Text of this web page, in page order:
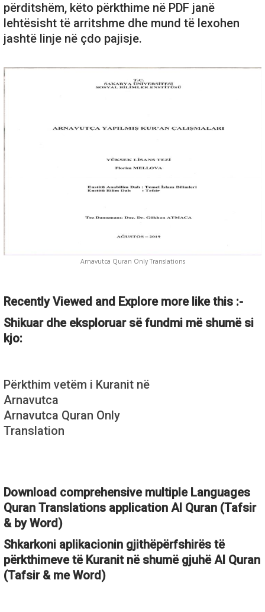
përditshëm, këto përkthime në PDF janë
lehtësisht të arritshme dhe mund të lexohen
jashtë linje në çdo pajisje.
Arnavutca Quran Only Translations
Recently Viewed and Explore more like this :-
Shikuar dhe eksploruar së fundmi më shumë si
kjo:
Përkthim vetëm i Kuranit në
Arnavutca
Arnavutca Quran Only
Translation
Download comprehensive multiple Languages
Quran Translations application Al Quran (Tafsir
& by Word)
Shkarkoni aplikacionin gjithëpërfshirës të
përkthimeve të Kuranit në shumë gjuhë Al Quran
(Tafsir & me Word)